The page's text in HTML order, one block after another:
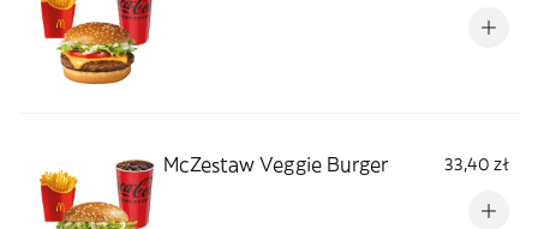
McZestaw Veggie Burger 33,40 zł